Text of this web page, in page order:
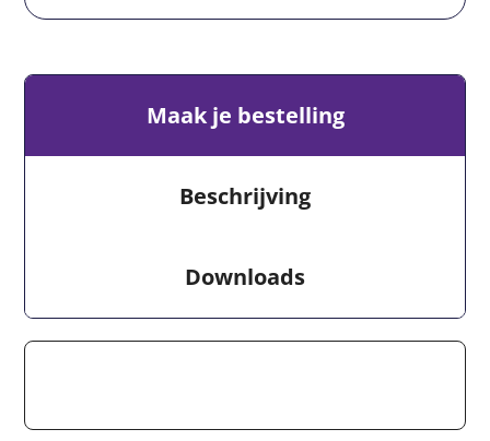
Maak je bestelling
Beschrijving
Downloads